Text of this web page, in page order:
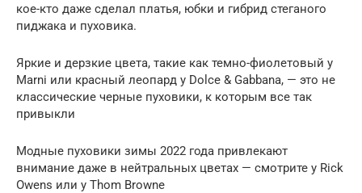
кое-кто даже сделал платья, юбки и гибрид стеганого
пиджака и пуховика.
Яркие и дерзкие цвета, такие как темно-фиолетовый у
Marni или красный леопард у Dolce & Gabbana, — это не
классические черные пуховики, к которым все так
привыкли
Модные пуховики зимы 2022 года привлекают
внимание даже в нейтральных цветах — смотрите у Rick
Owens или у Thom Browne